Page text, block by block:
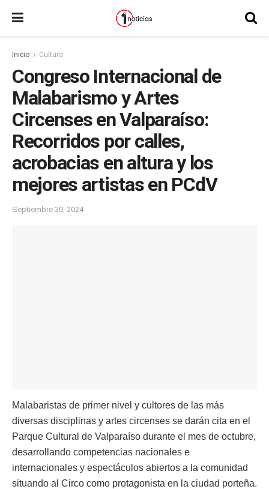
Inicio Cultura
Congreso Internacional de
Malabarismo y Artes
Circenses en Valparaíso:
Recorridos por calles,
acrobacias en altura y los
mejores artistas en PCdV
Septiembre 30, 2024
Malabaristas de primer nivel y cultores de las más
diversas disciplinas y artes circenses se darán cita en el
Parque Cultural de Valparaíso durante el mes de octubre,
desarrollando competencias nacionales e
internacionales y espectáculos abiertos a la comunidad
situando al Circo como protagonista en la ciudad porteña.